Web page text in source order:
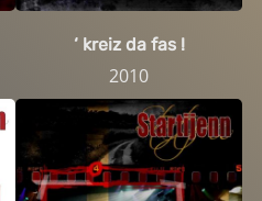
‘ kreiz da fas !
2010